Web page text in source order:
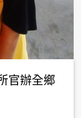
官辦全鄉